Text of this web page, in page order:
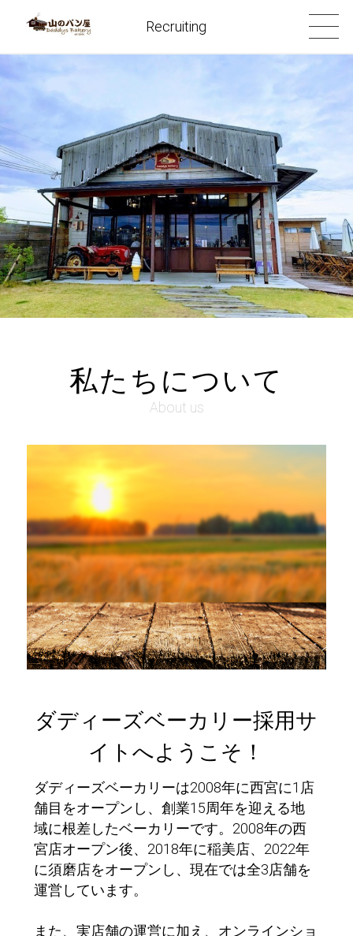
Recruiting
私たちについて
About us
ダディーズベーカリー採用サ
イトへようこそ！
ダディーズベーカリーは2008年に西宮に1店
舗目をオープンし、創業15周年を迎える地
域に根差したベーカリーです。2008年の西
宮店オープン後、2018年に稲美店、2022年
に須磨店をオープンし、現在では全3店舗を
運営しています。
また、実店舗の運営に加え、オンラインショ